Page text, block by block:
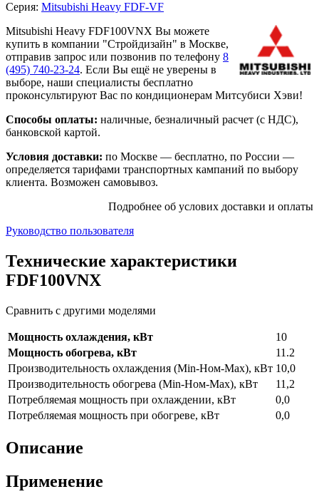
Серия: Mitsubishi Heavy FDF-VF
Mitsubishi Heavy FDF100VNX Вы можете
купить в компании "Стройдизайн" в Москве,
отправив запрос или позвонив по телефону 8
(495) 740-23-24. Если Вы ещё не уверены в
выборе, наши специалисты бесплатно
проконсультируют Вас по кондиционерам Митсубиси Хэви!
Способы оплаты: наличные, безналичный расчет (с НДС),
банковской картой.
Условия доставки: по Москве — бесплатно, по России —
определяется тарифами транспортных кампаний по выбору
клиента. Возможен самовывоз.
Подробнее об услових доставки и оплаты
Руководство пользователя
Технические характеристики
FDF100VNX
Сравнить с другими моделями
Мощность охлаждения, кВт
10
Мощность обогрева, кВт
11.2
Производительность охлаждения (Min-Ном-Max), кВт 10,0
Производительность обогрева (Min-Ном-Max), кВт
11,2
Потребляемая мощность при охлаждении, кВт
0,0
Потребляемая мощность при обогреве, кВт
0,0
Описание
Применение